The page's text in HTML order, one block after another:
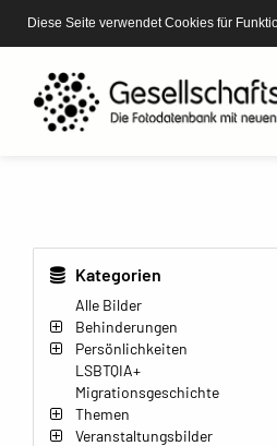
Diese Seite verwendet Cookies für
Kategorien
Alle Bilder
Behinderungen
Persönlichkeiten
LSBTQIA+
Migrationsgeschichte
Themen
Veranstaltungsbilder